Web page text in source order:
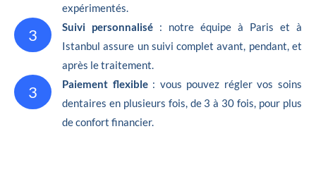
expérimentés.
3 Suivi personnalisé : notre équipe à Paris et à
Istanbul assure un suivi complet avant, pendant, et
après le traitement.
3 Paiement flexible: vous pouvez régler vos soins
dentaires en plusieurs fois, de 3 à 30 fois, pour plus
de confort financier.